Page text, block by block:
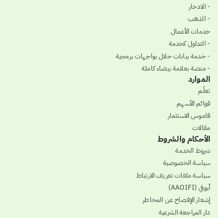
- الادخار
- الذهب
خدمات الأعمال
- التداول كخدمة
- خدمة بيانات حلال بواجهات برمجية
- منصة بعلامة بيضاء كاملة
الموارد
تعلّم
قوائم الأسهم
قاموس الاستثمار
مقالات
الأحكام والشروط
شروط الخدمة
سياسة الخصوصية
سياسة ملفات تعريف الارتباط
أيوفي (AAOIFI)
إشعار الإفصاح عن المخاطر
دار المراجعة الشرعية